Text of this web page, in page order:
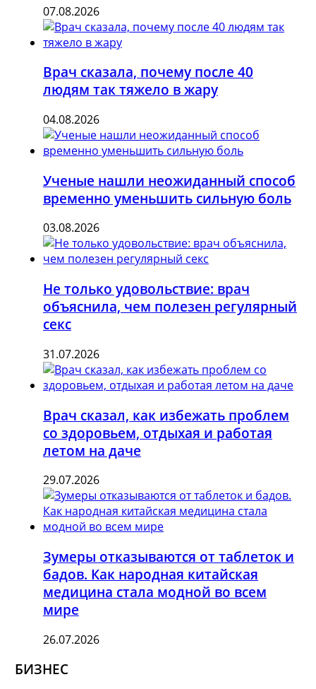
07.08.2026
Врач сказала, почему после 40
людям так тяжело в жару
04.08.2026
Ученые нашли неожиданный способ
временно уменьшить сильную боль
03.08.2026
Не только удовольствие: врач
объяснила, чем полезен регулярный
секс
31.07.2026
Врач сказал, как избежать проблем
со здоровьем, отдыхая и работая
летом на даче
29.07.2026
Зумеры отказываются от таблеток и
бадов. Как народная китайская
медицина стала модной во всем
мире
26.07.2026
БИЗНЕС